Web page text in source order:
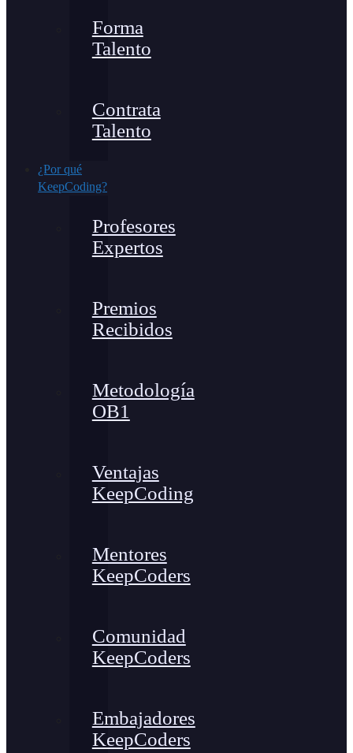
Forma
Talento
Contrata
Talento
¿Por qué
KeepCoding?
Profesores
Expertos
Premios
Recibidos
Metodología
OB1
Ventajas
KeepCoding
Mentores
KeepCoders
Comunidad
KeepCoders
Embajadores
KeepCoders